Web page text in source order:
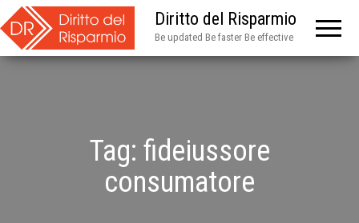
Diritto del Risparmio
Be updated Be faster Be effective
Tag: fideiussore
consumatore